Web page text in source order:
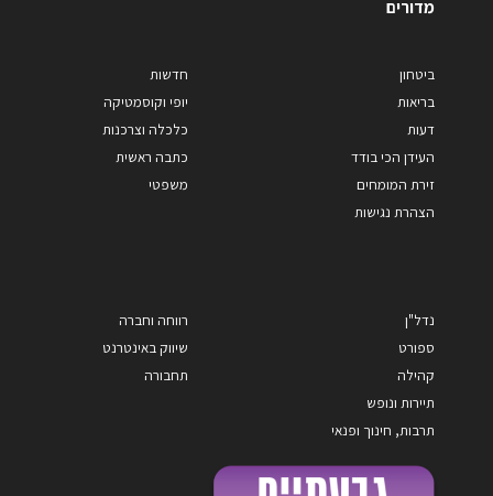
מדורים
ביטחון
בריאות
דעות
העידן הכי בודד
זירת המומחים
הצהרת נגישות
חדשות
יופי וקוסמטיקה
כלכלה וצרכנות
כתבה ראשית
משפטי
נדל"ן
ספורט
קהילה
תיירות ונופש
תרבות, חינוך ופנאי
רווחה וחברה
שיווק באינטרנט
תחבורה